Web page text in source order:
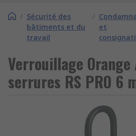
/ Sécurité des
bâtiments et du
travail
/
et
Verrouillage Orange
serrures RS PRO 6